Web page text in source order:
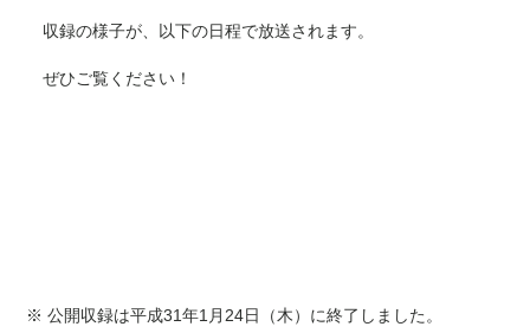
収録の様子が、以下の日程で放送されます。
ぜひご覧ください！
※ 公開収録は平成31年1月24日（木）に終了しました。